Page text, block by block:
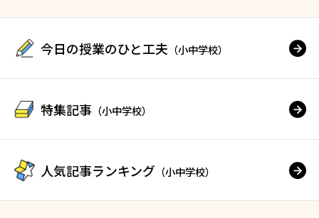
今日の授業のひと工夫 （小中学校）
特集記事 （小中学校）
人気記事ランキング （小中学校）